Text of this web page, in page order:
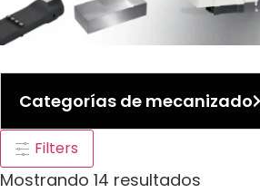
Categorías de mecanizado
Filters
Mostrando 14 resultados